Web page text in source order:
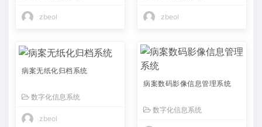
zbeol zbeol
病案无纸化归档系统
数字化信息系统
zbeol
病案数码影像信息管理系统
数字化信息系统